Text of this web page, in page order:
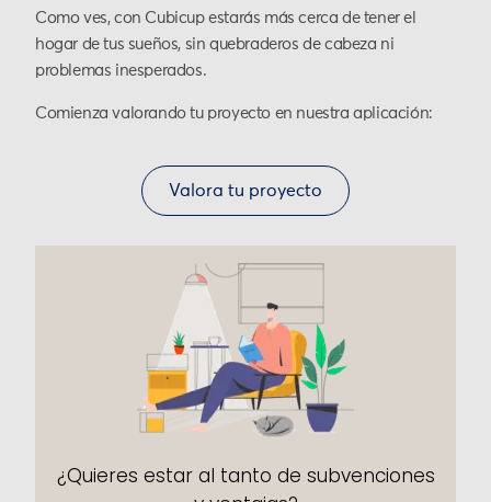
Como ves, con Cubicup estarás más cerca de tener el
hogar de tus sueños, sin quebraderos de cabeza ni
problemas inesperados.
Comienza valorando tu proyecto en nuestra aplicación:
Valora tu proyecto
¿Quieres estar al tanto de subvenciones